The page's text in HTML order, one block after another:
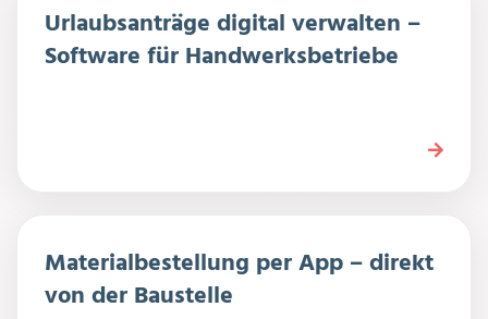
Urlaubsanträge digital verwalten –
Software für Handwerksbetriebe
Materialbestellung per App – direkt
von der Baustelle